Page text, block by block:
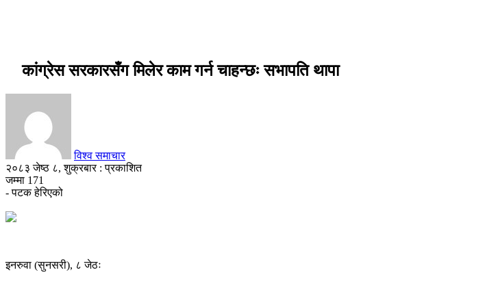
कांग्रेस सरकारसँग मिलेर काम गर्न चाहन्छः सभापति थापा
विश्व समाचार
२०८३ जेष्ठ ८, शुक्रबार : प्रकाशित
जम्मा 171
- पटक हेरिएको
इनरुवा (सुनसरी), ८ जेठः